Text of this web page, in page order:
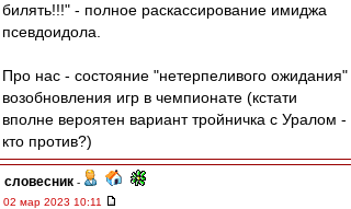
билять!!!" - полное раскассирование имиджа
псевдоидола.
Про нас - состояние "нетерпеливого ожидания"
возобновления игр в чемпионате (кстати
вполне вероятен вариант тройничка с Уралом -
кто против?)
словесник -
02 мар 2023 10:11